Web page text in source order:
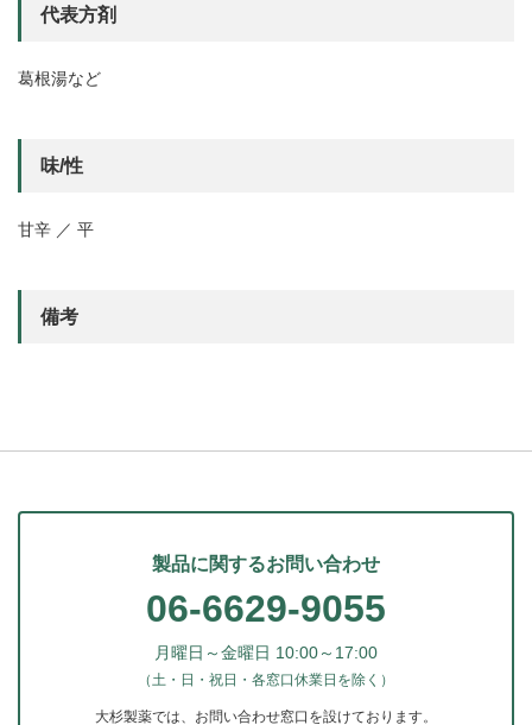
代表方剤
葛根湯など
味/性
甘辛 ／ 平
備考
製品に関するお問い合わせ
06-6629-9055
月曜日～金曜日 10:00～17:00
（土・日・祝日・各窓口休業日を除く）
大杉製薬では、お問い合わせ窓口を設けております。